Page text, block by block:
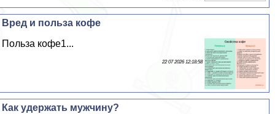
Вред и польза кофе
Польза кофе1...
22 07 2026 12:18:58
Как удержать мужчину?